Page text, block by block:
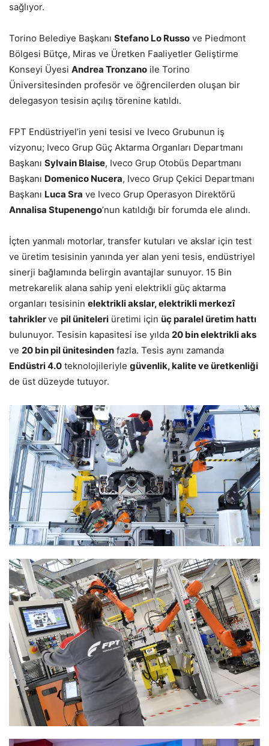
sağlıyor.
Torino Belediye Başkanı Stefano Lo Russo ve Piedmont
Bölgesi Bütçe, Miras ve Üretken Faaliyetler Geliştirme
Konseyi Üyesi Andrea Tronzano ile Torino
Üniversitesinden profesör ve öğrencilerden oluşan bir
delegasyon tesisin açılış törenine katıldı.
FPT Endüstriyel’in yeni tesisi ve Iveco Grubunun iş
vizyonu; Iveco Grup Güç Aktarma Organları Departmanı
Başkanı Sylvain Blaise, Iveco Grup Otobüs Departmanı
Başkanı Domenico Nucera, Iveco Grup Çekici Departmanı
Başkanı Luca Sra ve Iveco Grup Operasyon Direktörü
Annalisa Stupenengo’nun katıldığı bir forumda ele alındı.
İçten yanmalı motorlar, transfer kutuları ve akslar için test
ve üretim tesisinin yanında yer alan yeni tesis, endüstriyel
sinerji bağlamında belirgin avantajlar sunuyor. 15 Bin
metrekarelik alana sahip yeni elektrikli güç aktarma
organları tesisinin elektrikli akslar, elektrikli merkezî
tahriklerve pil üniteleri üretimi için üç paralel üretim hattı
bulunuyor. Tesisin kapasitesi ise yılda 20 bin elektrikli aks
ve 20 bin pil ünitesinden fazla. Tesis aynı zamanda
Endüstri 4.0 teknolojileriyle güvenlik, kalite ve üretkenliği
de üst düzeyde tutuyor.